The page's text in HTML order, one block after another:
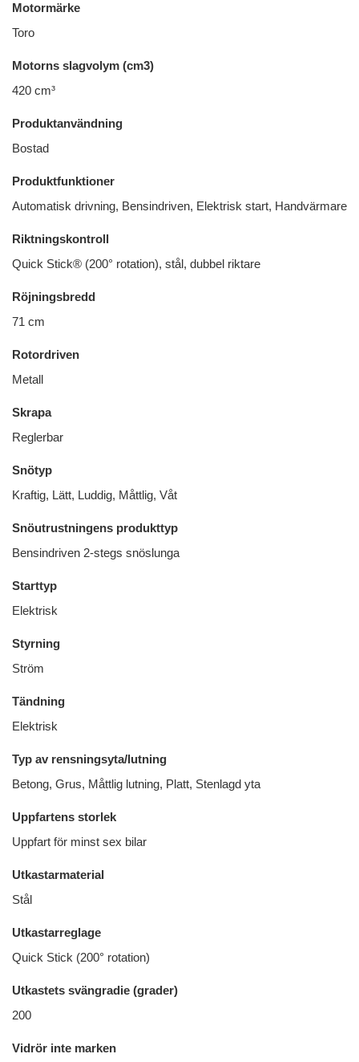
Motormärke
Toro
Motorns slagvolym (cm3)
420 cm³
Produktanvändning
Bostad
Produktfunktioner
Automatisk drivning, Bensindriven, Elektrisk start, Handvärmare
Riktningskontroll
Quick Stick® (200° rotation), stål, dubbel riktare
Röjningsbredd
71 cm
Rotordriven
Metall
Skrapa
Reglerbar
Snötyp
Kraftig, Lätt, Luddig, Måttlig, Våt
Snöutrustningens produkttyp
Bensindriven 2-stegs snöslunga
Starttyp
Elektrisk
Styrning
Ström
Tändning
Elektrisk
Typ av rensningsyta/lutning
Betong, Grus, Måttlig lutning, Platt, Stenlagd yta
Uppfartens storlek
Uppfart för minst sex bilar
Utkastarmaterial
Stål
Utkastarreglage
Quick Stick (200° rotation)
Utkastets svängradie (grader)
200
Vidrör inte marken